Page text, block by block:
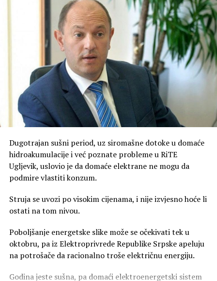
Dugotrajan sušni period, uz siromašne dotoke u domaće
hidroakumulacije i već poznate probleme u RiTE
Ugljevik, uslovio je da domaće elektrane ne mogu da
podmire vlastiti konzum.
Struja se uvozi po visokim cijenama, i nije izvjesno hoće li
ostati na tom nivou.
Poboljšanje energetske slike može se očekivati tek u
oktobru, pa iz Elektroprivrede Republike Srpske apeluju
na potrošače da racionalno troše električnu energiju.
Godina jeste sušna, pa domaći elektroenergetski sistem